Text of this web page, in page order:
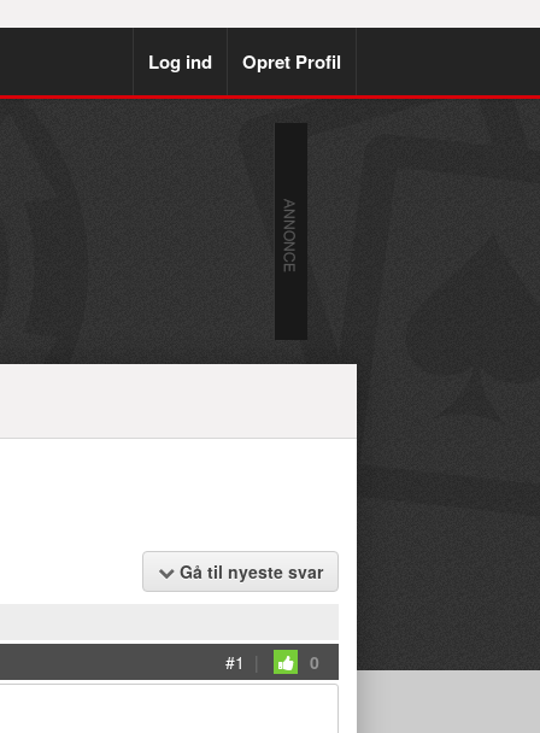
Log ind Opret Profil
Gå til nyeste svar
#1 | 0